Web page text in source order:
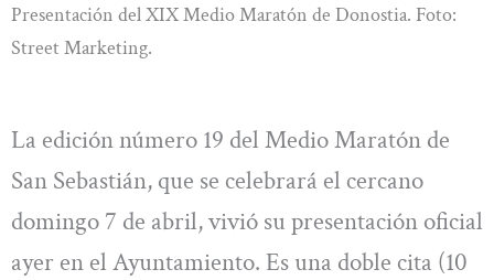
Presentación del XIX Medio Maratón de Donostia. Foto:
Street Marketing.
La edición número 19 del Medio Maratón de
San Sebastián, que se celebrará el cercano
domingo 7 de abril, vivió su presentación oficial
ayer en el Ayuntamiento. Es una doble cita (10